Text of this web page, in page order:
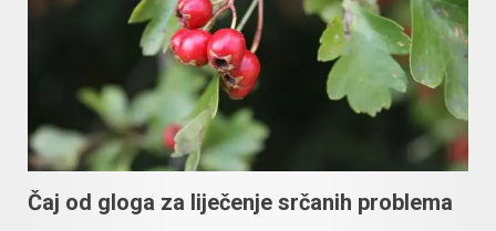
Čaj od gloga za liječenje srčanih problema